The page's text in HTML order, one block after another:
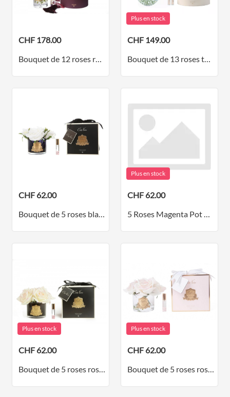
CHF 178.00
Bouquet de 12 roses rouge carmin dans un pot transparent - collection doré
Plus en stock
CHF 149.00
Bouquet de 13 roses tendre dans un vase rond transparent - collection bourgeons
CHF 62.00
Bouquet de 5 roses blanc ivoire dans un vase noir
Plus en stock
CHF 62.00
5 Roses Magenta Pot Noir
Plus en stock
CHF 62.00
Bouquet de 5 roses rose tendre dans un vase noir
Plus en stock
CHF 62.00
Bouquet de 5 roses rose tendre dans un vase transparent